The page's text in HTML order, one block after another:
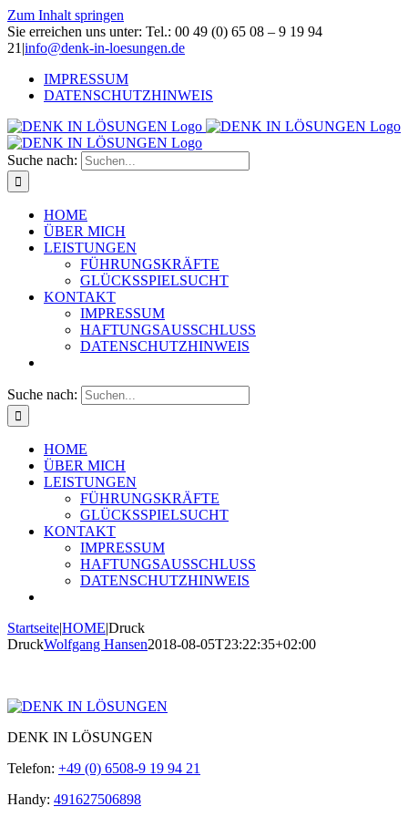
Zum Inhalt springen
Sie erreichen uns unter: Tel.: 00 49 (0) 65 08 – 9 19 94
21 |info@denk-in-loesungen.de
IMPRESSUM
DATENSCHUTZHINWEIS
Suche nach:
HOME
ÜBER MICH
LEISTUNGEN
FÜHRUNGSKRÄFTE
GLÜCKSSPIELSUCHT
KONTAKT
IMPRESSUM
HAFTUNGSAUSSCHLUSS
DATENSCHUTZHINWEIS
Suche nach:
HOME
ÜBER MICH
LEISTUNGEN
FÜHRUNGSKRÄFTE
GLÜCKSSPIELSUCHT
KONTAKT
IMPRESSUM
HAFTUNGSAUSSCHLUSS
DATENSCHUTZHINWEIS
Startseite|HOME|Druck
DruckWolfgang Hansen2018-08-05T23:22:35+02:00
DENK IN LÖSUNGEN
Telefon: +49 (0) 6508-9 19 94 21
Handy: 491627506898